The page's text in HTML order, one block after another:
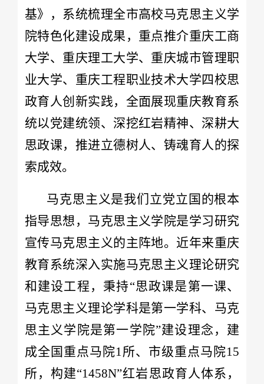
基》，系统梳理全市高校马克思主义学
院特色化建设成果，重点推介重庆工商
大学、重庆理工大学、重庆城市管理职
业大学、重庆工程职业技术大学四校思
政育人创新实践，全面展现重庆教育系
统以党建统领、深挖红岩精神、深耕大
思政课，推进立德树人、铸魂育人的探
索成效。
马克思主义是我们立党立国的根本
指导思想，马克思主义学院是学习研究
宣传马克思主义的主阵地。近年来重庆
教育系统深入实施马克思主义理论研究
和建设工程，秉持“思政课是第一课、
马克思主义理论学科是第一学科、马克
思主义学院是第一学院”建设理念，建
成全国重点马院1所、市级重点马院15
所，构建“1458N”红岩思政育人体系，